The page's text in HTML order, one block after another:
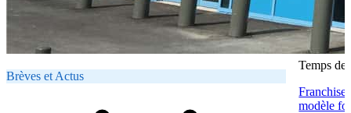
Brèves et Actus
Temps de
Franchise
modèle